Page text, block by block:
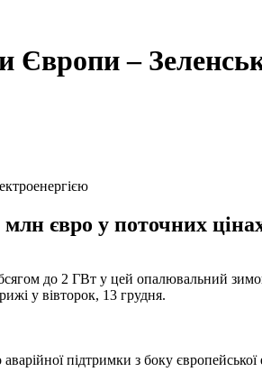
Європи –
євро у поточних
до 2 ГВт у цей опалювальний
у вівторок, 13 грудня.
підтримки з боку